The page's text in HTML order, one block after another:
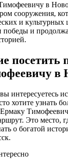
в
сооружения,
и культурных
и
посетить
в
интересуетесь
хотите узнать
Это место,
о богатой